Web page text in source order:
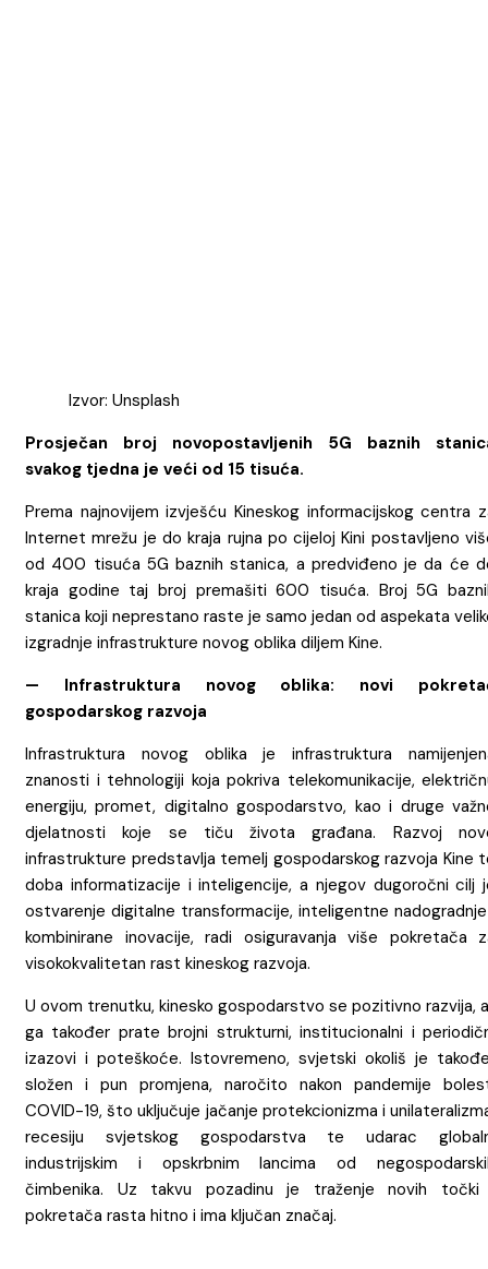
Izvor: Unsplash
Prosječan broj novopostavljenih 5G baznih
svakog tjedna je veći od 15 tisuća.
Prema najnovijem izvješću Kineskog informacijskog centra
Internet mrežu je do kraja rujna po cijeloj Kini postavljeno
od 400 tisuća 5G baznih stanica, a predviđeno je da će
kraja godine taj broj premašiti 600 tisuća. Broj 5G
stanica koji neprestano raste je samo jedan od aspekata
izgradnje infrastrukture novog oblika diljem Kine.
— Infrastruktura novog oblika: novi
gospodarskog razvoja
Infrastruktura novog oblika je infrastruktura
znanosti i tehnologiji koja pokriva telekomunikacije,
energiju, promet, digitalno gospodarstvo, kao i druge
djelatnosti koje se tiču života građana. Razvoj
infrastrukture predstavlja temelj gospodarskog razvoja Kine
doba informatizacije i inteligencije, a njegov dugoročni cilj
ostvarenje digitalne transformacije, inteligentne
kombinirane inovacije, radi osiguravanja više pokretača
visokokvalitetan rast kineskog razvoja.
U ovom trenutku, kinesko gospodarstvo se pozitivno razvija,
ga također prate brojni strukturni, institucionalni i
izazovi i poteškoće. Istovremeno, svjetski okoliš je
složen i pun promjena, naročito nakon pandemije
COVID-19, što uključuje jačanje protekcionizma i
recesiju svjetskog gospodarstva te udarac
industrijskim i opskrbnim lancima od
čimbenika. Uz takvu pozadinu je traženje novih
pokretača rasta hitno i ima ključan značaj.